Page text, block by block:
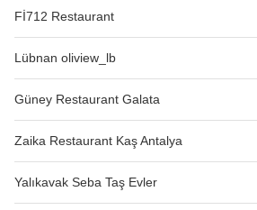
Fİ712 Restaurant
Lübnan oliview_lb
Güney Restaurant Galata
Zaika Restaurant Kaş Antalya
Yalıkavak Seba Taş Evler